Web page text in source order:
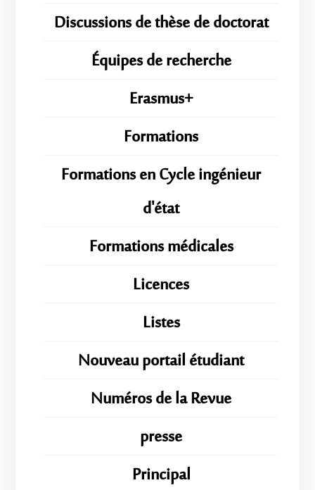
Discussions de thèse de doctorat
Équipes de recherche
Erasmus+
Formations
Formations en Cycle ingénieur
d'état
Formations médicales
Licences
Listes
Nouveau portail étudiant
Numéros de la Revue
presse
Principal